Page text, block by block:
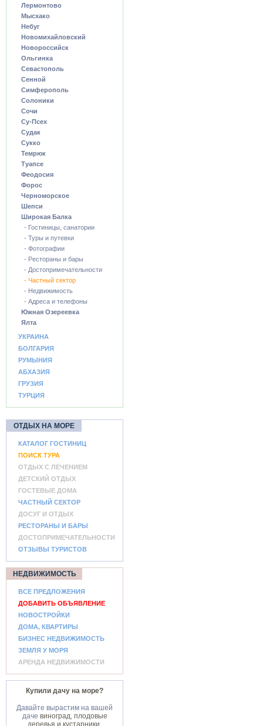
Лермонтово
Мысхако
Небуг
Новомихайловский
Новороссийск
Ольгинка
Севастополь
Сенной
Симферополь
Солоники
Сочи
Су-Псех
Судак
Сукко
Темрюк
Туапсе
Феодосия
Форос
Черноморское
Шепси
Широкая Балка
- Гостиницы, санатории
- Туры и путевки
- Фотографии
- Рестораны и бары
- Достопримечательности
- Частный сектор
- Недвижимость
- Адреса и телефоны
Южная Озереевка
Ялта
УКРАИНА
БОЛГАРИЯ
РУМЫНИЯ
АБХАЗИЯ
ГРУЗИЯ
ТУРЦИЯ
ОТДЫХ НА МОРЕ
КАТАЛОГ ГОСТИНИЦ
ПОИСК ТУРА
ОТДЫХ С ЛЕЧЕНИЕМ
ДЕТСКИЙ ОТДЫХ
ГОСТЕВЫЕ ДОМА
ЧАСТНЫЙ СЕКТОР
ДОСУГ И ОТДЫХ
РЕСТОРАНЫ И БАРЫ
ДОСТОПРИМЕЧАТЕЛЬНОСТИ
ОТЗЫВЫ ТУРИСТОВ
НЕДВИЖИМОСТЬ
ВСЕ ПРЕДЛОЖЕНИЯ
ДОБАВИТЬ ОБЪЯВЛЕНИЕ
НОВОСТРОЙКИ
ДОМА, КВАРТИРЫ
БИЗНЕС НЕДВИЖИМОСТЬ
ЗЕМЛЯ У МОРЯ
АРЕНДА НЕДВИЖИМОСТИ
Купили дачу на море?
Давайте вырастим на вашей
даче виноград, плодовые
деревья и кустарники